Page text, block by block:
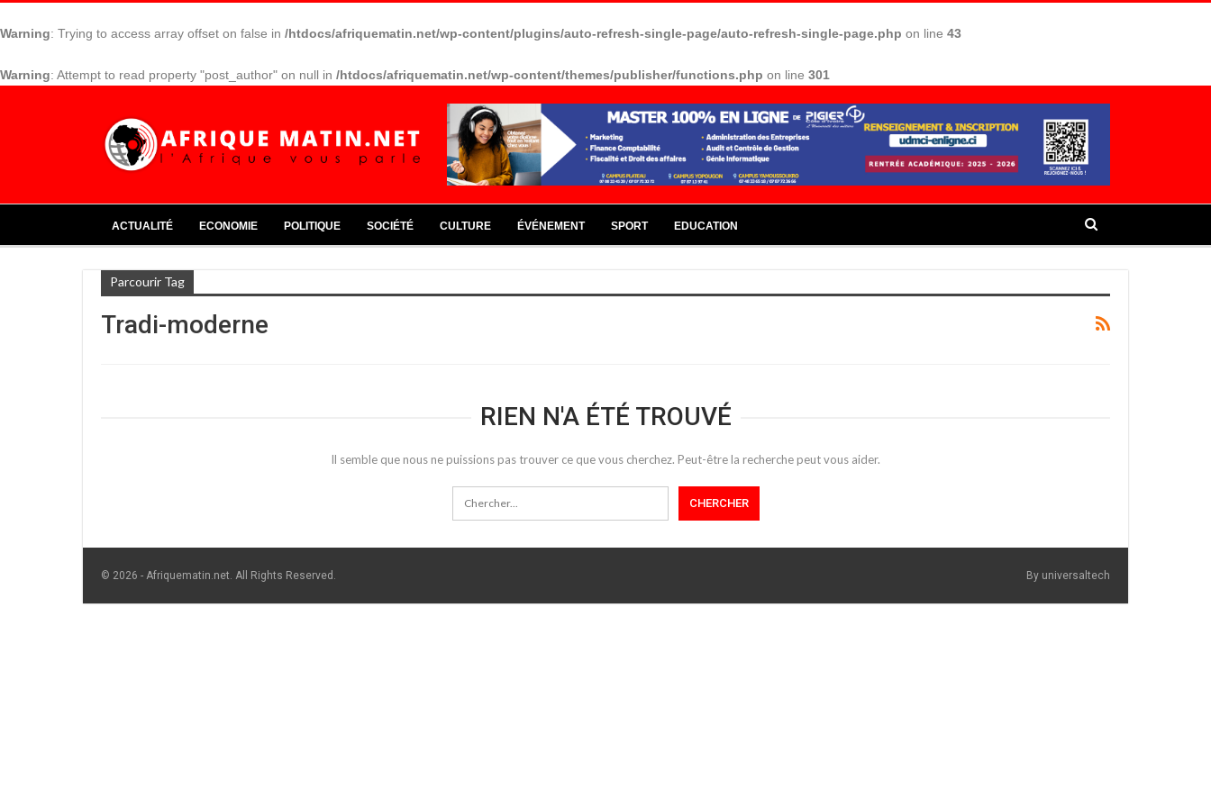
Warning: Trying to access array offset on false in /htdocs/afriquematin.net/wp-content/plugins/auto-refresh-single-page/auto-refresh-single-page.php on line 43
Warning: Attempt to read property "post_author" on null in /htdocs/afriquematin.net/wp-content/themes/publisher/functions.php on line 301
ACTUALITÉ ECONOMIE POLITIQUE SOCIÉTÉ CULTURE ÉVÉNEMENT SPORT EDUCATION
Parcourir Tag
Tradi-moderne
RIEN N'A ÉTÉ TROUVÉ
Il semble que nous ne puissions pas trouver ce que vous cherchez. Peut-être la recherche peut vous aider.
© 2026 - Afriquematin.net. All Rights Reserved. By universaltech